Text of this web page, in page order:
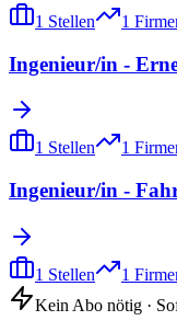
1 Stellen 1
Ingenieur/in -
1 Stellen 1
Ingenieur/in -
1 Stellen 1
Kein Abo nötig ·